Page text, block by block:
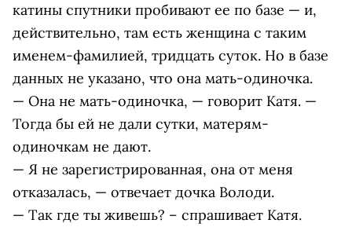
катины спутники пробивают ее по базе — и,
действительно, там есть женщина с таким
именем-фамилией, тридцать суток. Но в базе
данных не указано, что она мать-одиночка.
— Она не мать-одиночка, — говорит Катя. —
Тогда бы ей не дали сутки, матерям-
одиночкам не дают.
— Я не зарегистрированная, она от меня
отказалась, — отвечает дочка Володи.
— Так где ты живешь? – спрашивает Катя.